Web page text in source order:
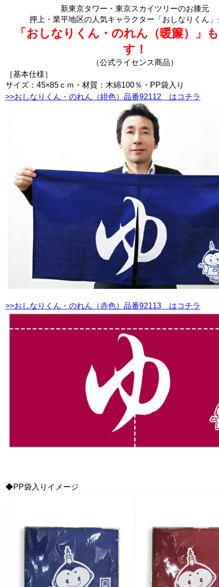
新東京タワー・東京スカイツリーのお膝元
押上・業平地区の人気キャラクター「おしなりくん」
「おしなりくん・のれん（暖簾）」
す！
（公式ライセンス商品）
［基本仕様］
サイズ：45×85ｃｍ・材質：木綿100％・PP袋入り
>>おしなりくん・のれん（紺色）品番92112 はコチラ
>>おしなりくん・のれん（赤色）品番92113 はコチラ
◆PP袋入りイメージ